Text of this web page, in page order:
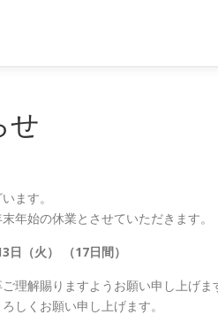
せ
ます。
年始の休業とさせていただきます。
（火） （17日間）
理解賜りますようお願い申し上げま
しくお願い申し上げます。